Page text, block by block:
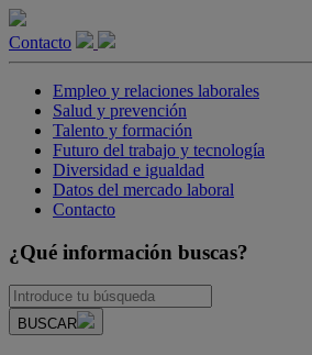
Contacto
Empleo y relaciones laborales
Salud y prevención
Talento y formación
Futuro del trabajo y tecnología
Diversidad e igualdad
Datos del mercado laboral
Contacto
¿Qué información buscas?
BUSCAR